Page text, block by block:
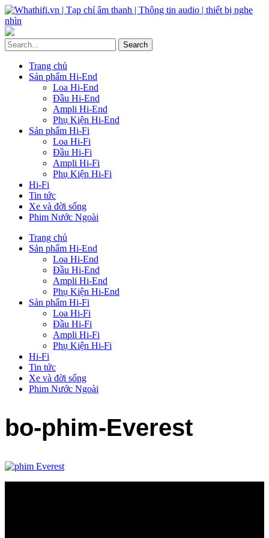
Trang chủ
Sản phẩm Hi-End
Loa Hi-End
Đầu Hi-End
Ampli Hi-End
Phụ Kiện Hi-End
Sản phẩm Hi-Fi
Loa Hi-Fi
Đầu Hi-Fi
Ampli Hi-Fi
Phụ Kiện Hi-Fi
Hi-Fi
Tin tức
Xe và đời sống
Phim Nước Ngoài
Trang chủ
Sản phẩm Hi-End
Loa Hi-End
Đầu Hi-End
Ampli Hi-End
Phụ Kiện Hi-End
Sản phẩm Hi-Fi
Loa Hi-Fi
Đầu Hi-Fi
Ampli Hi-Fi
Phụ Kiện Hi-Fi
Hi-Fi
Tin tức
Xe và đời sống
Phim Nước Ngoài
bo-phim-Everest